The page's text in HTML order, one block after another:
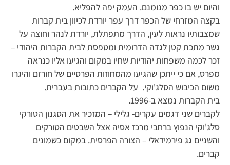
והיום יש בו כפר מנומנם. העמק יפה להפליא.
בקצה המזרחי של הכפר דרך עפר יורדת לכיוון בית קברות
שמצבותיו נראות לעין, הדרך מתפתלת, יורדת לנהר וחוצה על
גשר מתכת קטן לגדה הדרומית ומטפסת לבית הקברות היהודי –
זכר לכמה משפחות יהודיות שחיו במקום והגיעו אליו כנראה
מפרס, אם כי ייתכן שהגיעו מהמחוזות הפרסיים של חורזם והיגרו
משום הכיבוש הסלג'וקי. על הקברים כתובות בעברית.
בית הקברות נמצא ב-1996.
לקברים שני דגמים עקרים- גלילי – המזכיר את הסגנון הטורקי
סלג'וקי הנפוץ ברחבי מרכז אסיה אצל השבטים הטורקים
והשניים גג פירמידאלי – הצורה הפרסית. במקום כשמונים
קברים.